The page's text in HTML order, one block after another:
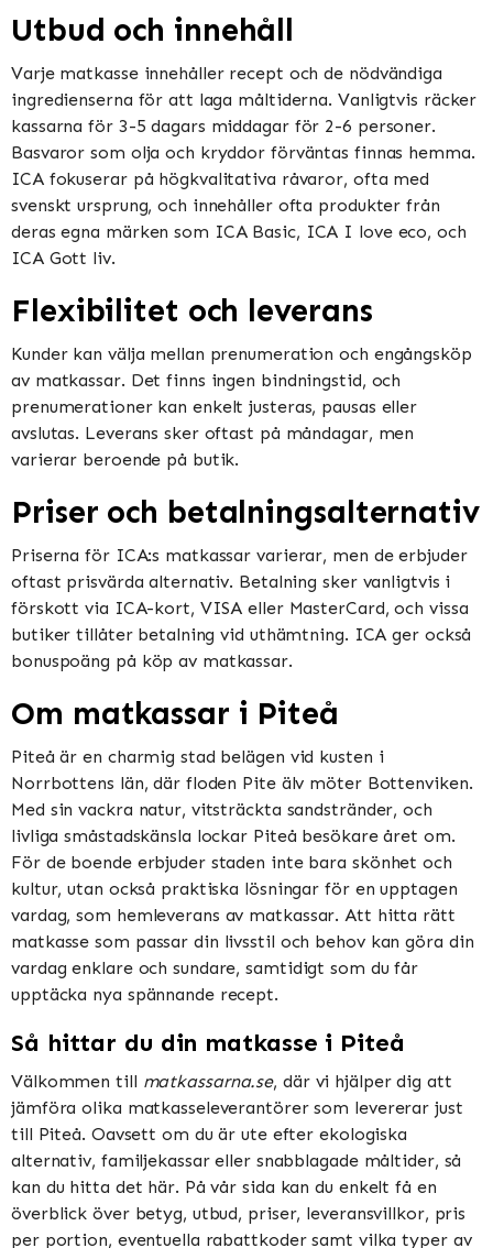
Utbud och innehåll
Varje matkasse innehåller recept och de nödvändiga
ingredienserna för att laga måltiderna. Vanligtvis räcker
kassarna för 3-5 dagars middagar för 2-6 personer.
Basvaror som olja och kryddor förväntas finnas hemma​​.
ICA fokuserar på högkvalitativa råvaror, ofta med
svenskt ursprung, och innehåller ofta produkter från
deras egna märken som ICA Basic, ICA I love eco, och
ICA Gott liv​​.
Flexibilitet och leverans
Kunder kan välja mellan prenumeration och engångsköp
av matkassar. Det finns ingen bindningstid, och
prenumerationer kan enkelt justeras, pausas eller
avslutas. Leverans sker oftast på måndagar, men
varierar beroende på butik​​​​.
Priser och betalningsalternativ
Priserna för ICA:s matkassar varierar, men de erbjuder
oftast prisvärda alternativ. Betalning sker vanligtvis i
förskott via ICA-kort, VISA eller MasterCard, och vissa
butiker tillåter betalning vid uthämtning. ICA ger också
bonuspoäng på köp av matkassar​​.
Om matkassar i Piteå
Piteå är en charmig stad belägen vid kusten i
Norrbottens län, där floden Pite älv möter Bottenviken.
Med sin vackra natur, vitsträckta sandstränder, och
livliga småstadskänsla lockar Piteå besökare året om.
För de boende erbjuder staden inte bara skönhet och
kultur, utan också praktiska lösningar för en upptagen
vardag, som hemleverans av matkassar. Att hitta rätt
matkasse som passar din livsstil och behov kan göra din
vardag enklare och sundare, samtidigt som du får
upptäcka nya spännande recept.
Så hittar du din matkasse i Piteå
Välkommen till matkassarna.se, där vi hjälper dig att
jämföra olika matkasseleverantörer som levererar just
till Piteå. Oavsett om du är ute efter ekologiska
alternativ, familjekassar eller snabblagade måltider, så
kan du hitta det här. På vår sida kan du enkelt få en
överblick över betyg, utbud, priser, leveransvillkor, pris
per portion, eventuella rabattkoder samt vilka typer av